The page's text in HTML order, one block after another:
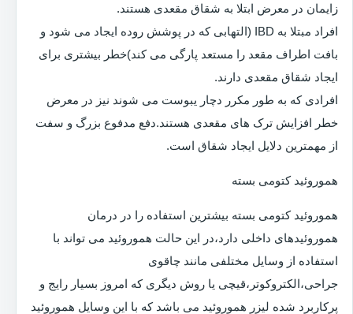
زایمان در معرض ابتلا به شقاق مقعدی هستند.
افراد مبتلا به IBD (التهابی که در پوشش روده ایجاد می شود و
بافت اطراف مقعد را مستعد پارگی می کند)خطر بیشتری برای
ایجاد شقاق مقعدی دارند.
افرادی که به طور مکرر دچار یبوست می شوند نیز در معرض
خطر افزایش ترک های مقعدی هستند.دفع مدفوع بزرگ و سفت
از مهمترین دلایل ایجاد شقاق است.
هموروئید کتومی بسته
هموروئید کتومی بسته بیشترین استفاده را در درمان
هموروئیدهای داخلی دارد،در این حالت هموروئید می تواند با
استفاده از وسایل مختلفی مانند چاقوی
جراحی،الکتروکوتر،قیچی یا روش دیگری که امروز بسیار رایج و
پرکاربرد شده لیزر هموروئید می باشد که با این وسایل هموروئید